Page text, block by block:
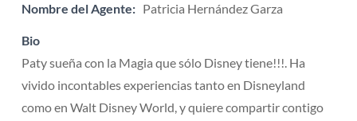
Nombre del Agente: Patricia Hernández Garza
Bio
Paty sueña con la Magia que sólo Disney tiene!!!. Ha
vivido incontables experiencias tanto en Disneyland
como en Walt Disney World, y quiere compartir contigo